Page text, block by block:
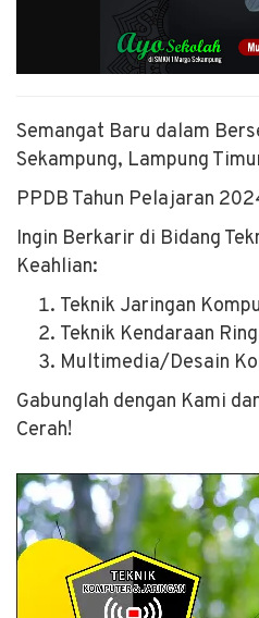
Semangat Baru dalam
Sekampung, Lampung
PPDB Tahun Pelajaran
Ingin Berkarir di Bidang
Keahlian:
Teknik Jaringan
Teknik Kendaraan
Multimedia/Desain
Gabunglah dengan Kami
Cerah!